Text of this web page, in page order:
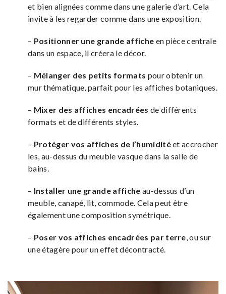
et bien alignées comme dans une galerie d’art. Cela
invite à les regarder comme dans une exposition.
– Positionner une grande affiche en pièce centrale
dans un espace, il créera le décor.
– Mélanger des petits formats pour obtenir un
mur thématique, parfait pour les affiches botaniques.
– Mixer des affiches encadrées de différents
formats et de différents styles.
– Protéger vos affiches de l’humiditéet accrocher
les, au-dessus du meuble vasque dans la salle de
bains.
– Installer une grande affiche au-dessus d’un
meuble, canapé, lit, commode. Cela peut être
également une composition symétrique.
– Poser vos affiches encadrées par terre, ou sur
une étagère pour un effet décontracté.